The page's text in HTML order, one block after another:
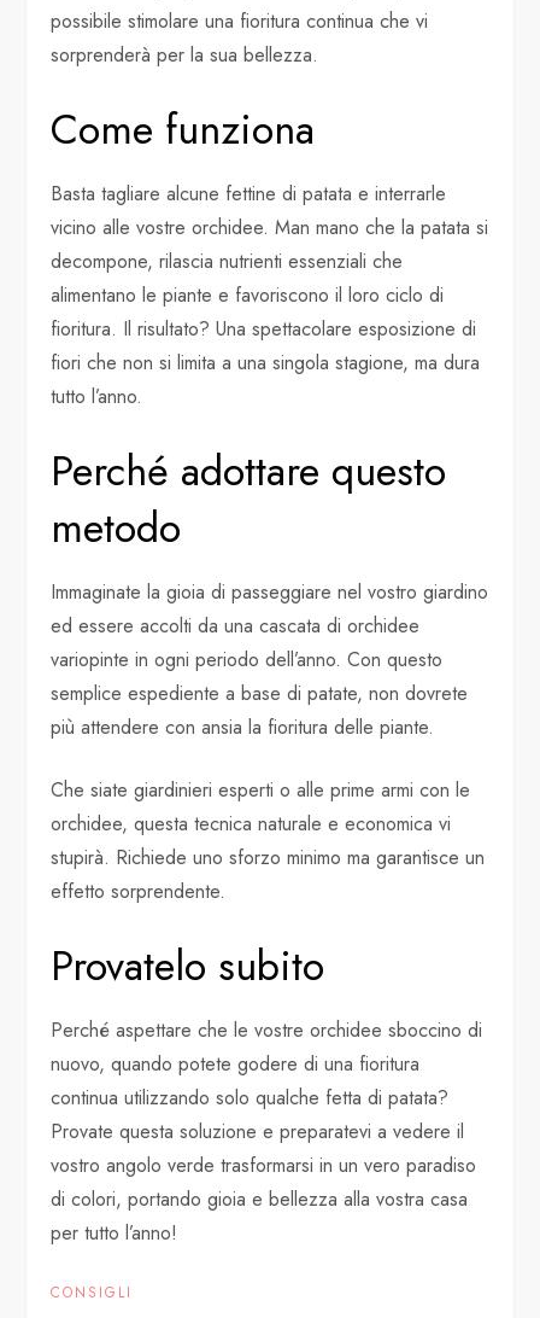
possibile stimolare una fioritura continua che vi
sorprenderà per la sua bellezza.
Come funziona
Basta tagliare alcune fettine di patata e interrarle
vicino alle vostre orchidee. Man mano che la patata si
decompone, rilascia nutrienti essenziali che
alimentano le piante e favoriscono il loro ciclo di
fioritura. Il risultato? Una spettacolare esposizione di
fiori che non si limita a una singola stagione, ma dura
tutto l’anno.
Perché adottare questo
metodo
Immaginate la gioia di passeggiare nel vostro giardino
ed essere accolti da una cascata di orchidee
variopinte in ogni periodo dell’anno. Con questo
semplice espediente a base di patate, non dovrete
più attendere con ansia la fioritura delle piante.
Che siate giardinieri esperti o alle prime armi con le
orchidee, questa tecnica naturale e economica vi
stupirà. Richiede uno sforzo minimo ma garantisce un
effetto sorprendente.
Provatelo subito
Perché aspettare che le vostre orchidee sboccino di
nuovo, quando potete godere di una fioritura
continua utilizzando solo qualche fetta di patata?
Provate questa soluzione e preparatevi a vedere il
vostro angolo verde trasformarsi in un vero paradiso
di colori, portando gioia e bellezza alla vostra casa
per tutto l’anno!
CONSIGLI